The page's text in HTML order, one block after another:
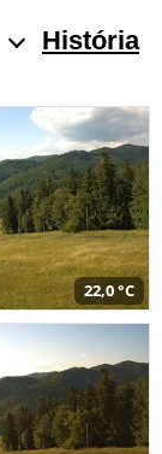
História
22,0 °C